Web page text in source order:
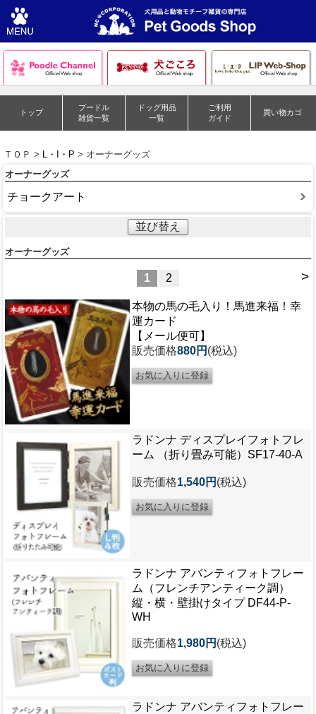
トップ
プードル
雑貨一覧
ドッグ用品
一覧
ご利用
ガイド
買い物カゴ
ＴＯＰ > L・I・P > オーナーグッズ
オーナーグッズ
チョークアート
並び替え
オーナーグッズ
>
1 2
本物の馬の毛入り！馬進来福！幸
運カード
【メール便可】
販売価格880円 (税込)
ラドンナ ディスプレイフォトフレ
ーム （折り畳み可能）SF17-40-A
販売価格1,540円 (税込)
ラドンナ アバンティフォトフレー
ム（フレンチアンティーク調）
縦・横・壁掛けタイプ DF44-P-
WH
販売価格1,980円 (税込)
ラドンナ アバンティフォトフレー